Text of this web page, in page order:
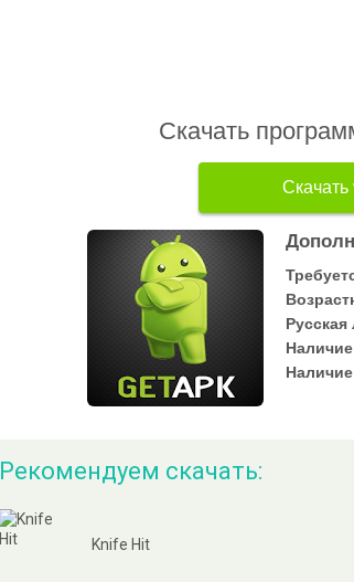
Скачать
Скачать
Русская
Наличие
Рекомендуем скачать:
Knife Hit